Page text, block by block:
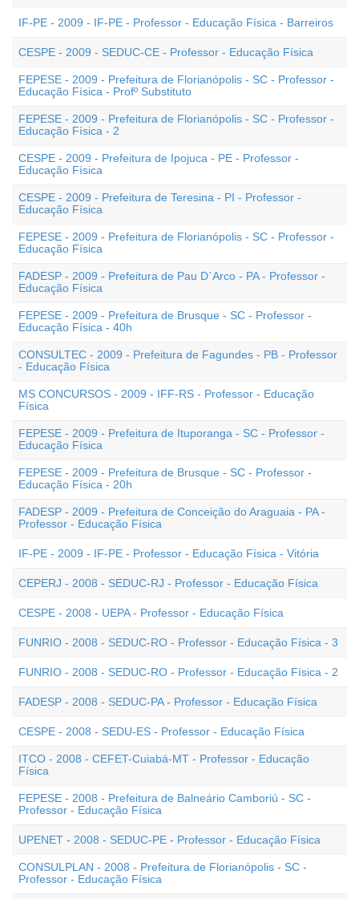
IF-PE - 2009 - IF-PE - Professor - Educação Física - Barreiros
CESPE - 2009 - SEDUC-CE - Professor - Educação Física
FEPESE - 2009 - Prefeitura de Florianópolis - SC - Professor -
Educação Física - Profº Substituto
FEPESE - 2009 - Prefeitura de Florianópolis - SC - Professor -
Educação Física - 2
CESPE - 2009 - Prefeitura de Ipojuca - PE - Professor -
Educação Física
CESPE - 2009 - Prefeitura de Teresina - PI - Professor -
Educação Física
FEPESE - 2009 - Prefeitura de Florianópolis - SC - Professor -
Educação Física
FADESP - 2009 - Prefeitura de Pau D`Arco - PA - Professor -
Educação Física
FEPESE - 2009 - Prefeitura de Brusque - SC - Professor -
Educação Física - 40h
CONSULTEC - 2009 - Prefeitura de Fagundes - PB - Professor
- Educação Física
MS CONCURSOS - 2009 - IFF-RS - Professor - Educação
Física
FEPESE - 2009 - Prefeitura de Ituporanga - SC - Professor -
Educação Física
FEPESE - 2009 - Prefeitura de Brusque - SC - Professor -
Educação Física - 20h
FADESP - 2009 - Prefeitura de Conceição do Araguaia - PA -
Professor - Educação Física
IF-PE - 2009 - IF-PE - Professor - Educação Física - Vitória
CEPERJ - 2008 - SEDUC-RJ - Professor - Educação Física
CESPE - 2008 - UEPA - Professor - Educação Física
FUNRIO - 2008 - SEDUC-RO - Professor - Educação Física - 3
FUNRIO - 2008 - SEDUC-RO - Professor - Educação Física - 2
FADESP - 2008 - SEDUC-PA - Professor - Educação Física
CESPE - 2008 - SEDU-ES - Professor - Educação Física
ITCO - 2008 - CEFET-Cuiabá-MT - Professor - Educação
Física
FEPESE - 2008 - Prefeitura de Balneário Camboriú - SC -
Professor - Educação Física
UPENET - 2008 - SEDUC-PE - Professor - Educação Física
CONSULPLAN - 2008 - Prefeitura de Florianópolis - SC -
Professor - Educação Física